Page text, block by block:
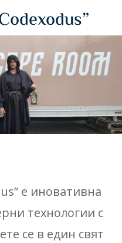
е иновативна
технологии с
се в един свят